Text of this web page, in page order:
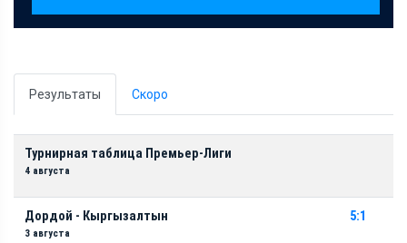
Результаты Скоро
Турнирная таблица Премьер-Лиги
4 августа
Дордой - Кыргызалтын
3 августа
5:1